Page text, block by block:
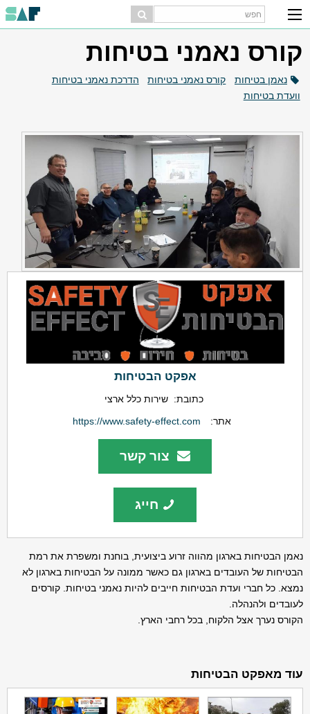
קורס נאמני בטיחות
נאמן בטיחות קורס נאמני בטיחות
הדרכת נאמני בטיחות
וועדת בטיחות
אפקט הבטיחות
כתובת: שירות כלל ארצי
אתר:
https://www.safety-effect.com
צור קשר
חייג
נאמן הבטיחות בארגון מהווה זרוע ביצועית, בוחנת ומשפרת את רמת
הבטיחות של העובדים בארגון גם כאשר ממונה על הבטיחות בארגון לא
נמצא. כל חברי ועדת הבטיחות חייבים להיות נאמני בטיחות. קורסים
לעובדים ולהנהלה.
הקורס נערך אצל הלקוח, בכל רחבי הארץ.
עוד מאפקט הבטיחות